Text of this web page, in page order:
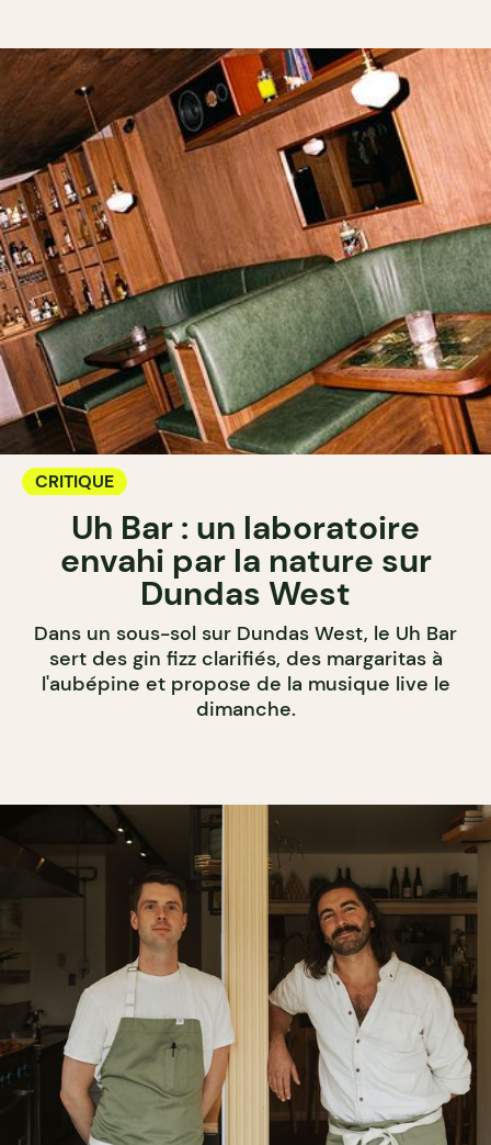
CRITIQUE
Uh Bar : un laboratoire
envahi par la nature sur
Dundas West
Dans un sous-sol sur Dundas West, le Uh Bar
sert des gin fizz clarifiés, des margaritas à
l'aubépine et propose de la musique live le
dimanche.